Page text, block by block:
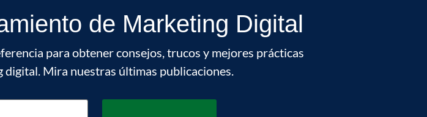
de Marketing Digital
para obtener consejos, trucos y mejores prácticas
Mira nuestras últimas publicaciones.